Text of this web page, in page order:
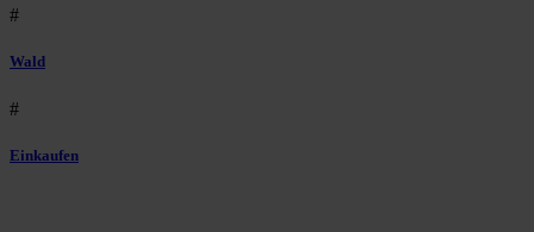
#
Wald
#
Einkaufen